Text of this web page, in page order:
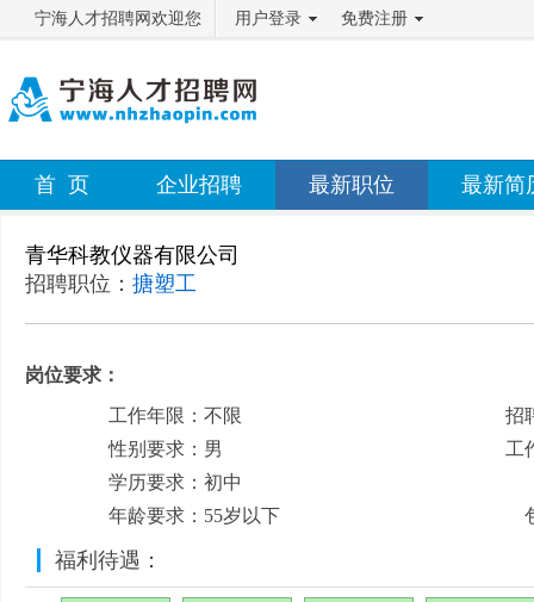
宁海人才招聘网欢迎您 用户登录 免费注册
首 页 企业招聘 最新职位 最新简
青华科教仪器有限公司
招聘职位： 搪塑工
岗位要求：
工作年限：不限
性别要求：男
学历要求：初中
年龄要求：55岁以下
招
工
福利待遇：